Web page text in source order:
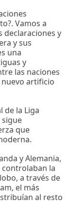
Vamos a
declaraciones y
y sus
una
y
las naciones
nuevo artificio
de la Liga
sigue
que
y Alemania,
la
a través de
el más
al resto